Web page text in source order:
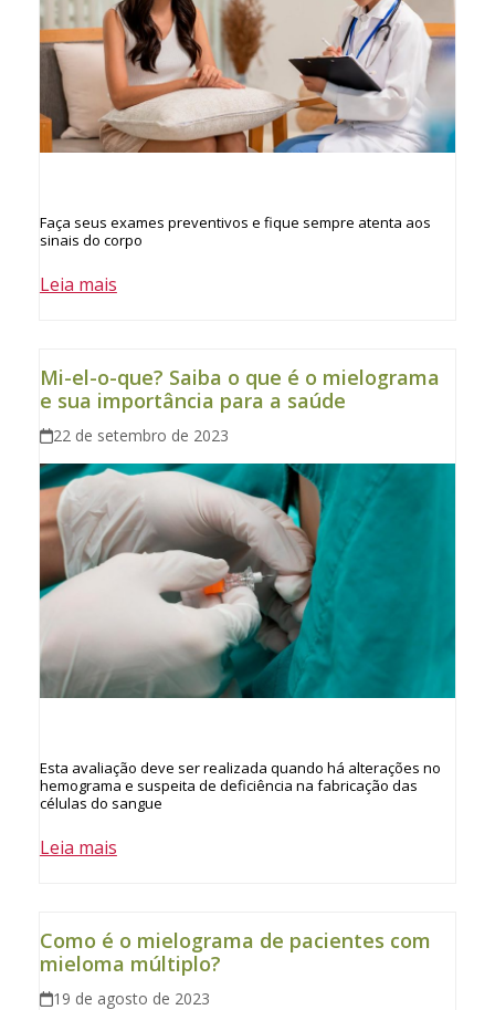
Faça seus exames preventivos e fique sempre atenta aos
sinais do corpo
Leia mais
Mi-el-o-que? Saiba o que é o mielograma
e sua importância para a saúde
22 de setembro de 2023
Esta avaliação deve ser realizada quando há alterações no
hemograma e suspeita de deficiência na fabricação das
células do sangue
Leia mais
Como é o mielograma de pacientes com
mieloma múltiplo?
19 de agosto de 2023